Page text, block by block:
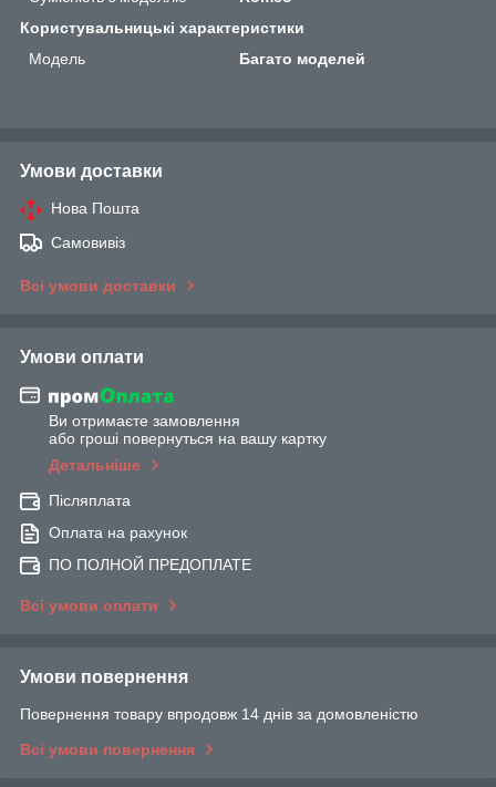
Користувальницькі характеристики
Мoдель
Багато моделей
Умови доставки
Нова Пошта
Самовивіз
Всі умови доставки
Умови оплати
Ви отримаєте замовлення
або гроші повернуться на вашу картку
Детальніше
Післяплата
Оплата на рахунок
ПО ПОЛНОЙ ПРЕДОПЛАТЕ
Всі умови оплати
Умови повернення
Повернення товару впродовж 14 днів за домовленістю
Всі умови повернення